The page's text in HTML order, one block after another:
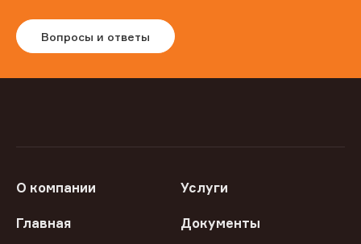
Вопросы и ответы
О компании Услуги
Главная Документы